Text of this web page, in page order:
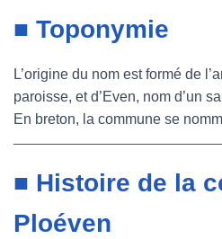
■ Toponymie
L’origine du nom est formé de
paroisse, et d’Even, nom d’un
En breton, la commune se
■ Histoire de la
Ploéven